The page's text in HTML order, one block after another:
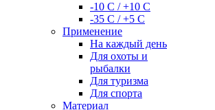
-10 С / +10 С
-35 С / +5 С
Применение
На каждый день
Для охоты и
рыбалки
Для туризма
Для спорта
Материал